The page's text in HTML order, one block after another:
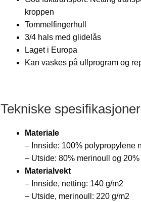
kroppen
Tommelfingerhull
3/4 hals med glidelås
Laget i Europa
Kan vaskes på ullprogram og
Tekniske spesifikasjoner
Materiale
– Innside: 100% polypropylene
– Utside: 80% merinoull og
Materialvekt
– Innside, netting: 140 g/m2
– Utside, merinoull: 220 g/m2